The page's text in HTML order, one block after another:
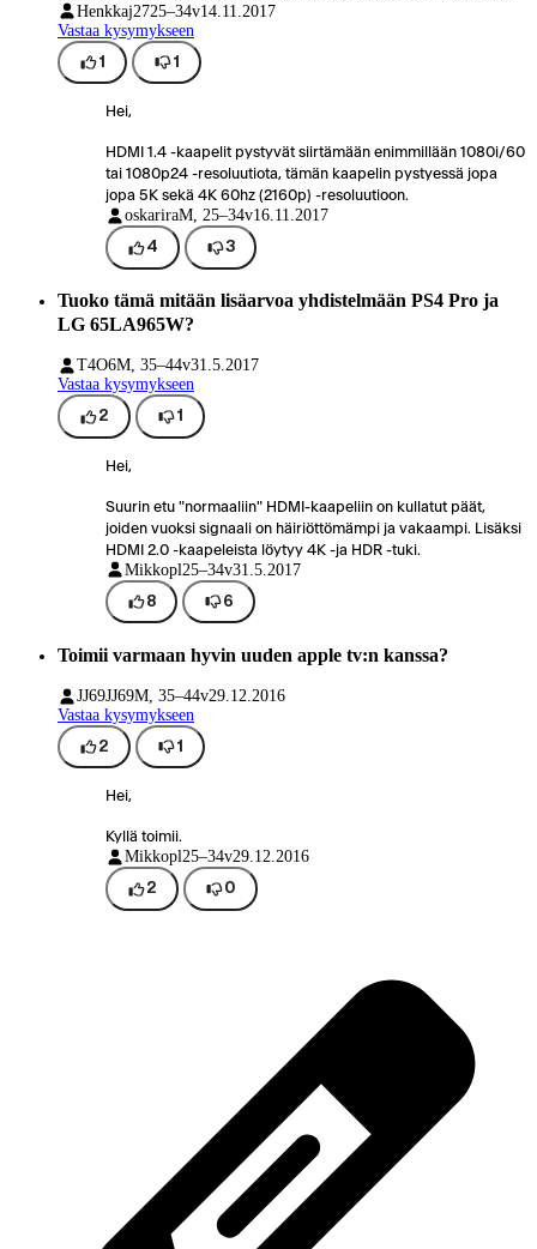
Henkkaj2725–34v14.11.2017
Vastaa kysymykseen
1 1
Hei,
HDMI 1.4 -kaapelit pystyvät siirtämään enimmillään 1080i/60
tai 1080p24 -resoluutiota, tämän kaapelin pystyessä jopa
jopa 5K sekä 4K 60hz (2160p) -resoluutioon.
oskariraM, 25–34v16.11.2017
4 3
Tuoko tämä mitään lisäarvoa yhdistelmään PS4 Pro ja
LG 65LA965W?
T4O6M, 35–44v31.5.2017
Vastaa kysymykseen
2 1
Hei,
Suurin etu "normaaliin" HDMI-kaapeliin on kullatut päät,
joiden vuoksi signaali on häiriöttömämpi ja vakaampi. Lisäksi
HDMI 2.0 -kaapeleista löytyy 4K -ja HDR -tuki.
Mikkopl 25–34v31.5.2017
8 6
Toimii varmaan hyvin uuden apple tv:n kanssa?
JJ69JJ69M, 35–44v29.12.2016
Vastaa kysymykseen
2 1
Hei,
Kyllä toimii.
Mikkopl25–34v29.12.2016
2 0